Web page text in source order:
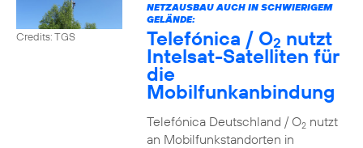
Credits: TGS
NETZAUSBAU AUCH IN SCHWIERIGEM
GELÄNDE:
Telefónica / O2 nutzt
Intelsat-Satelliten für
die
Mobilfunkanbindung
Telefónica Deutschland / O2nutzt
an Mobilfunkstandorten in